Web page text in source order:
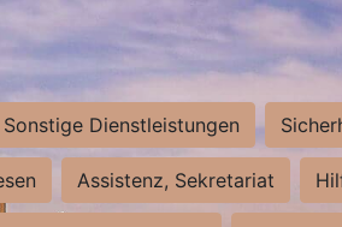
Sonstige Dienstleistungen
Assistenz, Sekretariat